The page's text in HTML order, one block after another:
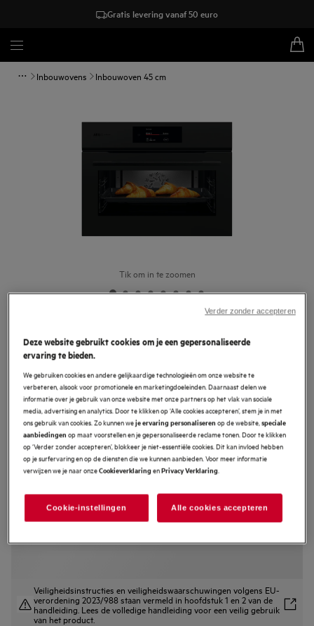
Gratis levering vanaf 50 euro
Inbouwovens Inbouwoven 45 cm
Tik om in te zoomen
7000 MealAssist met SteamBake -
Oven met stoomondersteuning met
pyrolyse, Matzwart
4.7 (224)
EU productinformatieblad
Productvoordelen
7000 MealAssist oven met SteamBake voor gelijkmatig garen.
SteamBake gebruikt stoom voor betere bakresultaten.
Veiligheidsinstructies en veiligheidswaarschuwingen volgens EU-
verordening 2023/988 staan vermeld in hoofdstuk 1 en 2 van de
handleiding. Lees de volledige handleiding voor een veilig gebruik
van het product.
Deze website gebruikt cookies om je een gepersonaliseerde
ervaring te bieden.
We gebruiken cookies en andere gelijkaardige technologieën om onze website te
verbeteren, alsook voor promotionele en marketingdoeleinden. Daarnaast delen we
informatie over je gebruik van onze website met onze partners op het vlak van sociale
media, advertising en analytics. Door te klikken op ‘Alle cookies accepteren’, stem je in met
ons gebruik van cookies. Zo kunnen weje ervaring personaliseren op de website,speciale
aanbiedingen op maat voorstellen en je gepersonaliseerde reclame tonen. Door te klikken
op ‘Verder zonder accepteren’, blokkeer je niet-essentiële cookies. Dit kan invloed hebben
op je surfervaring en op de diensten die we kunnen aanbieden. Voor meer informatie
verwijzen we je naar onzeCookieverklaringenPrivacy Verklaring.
Cookie-instellingen Alle cookies accepteren
Verder zonder accepteren